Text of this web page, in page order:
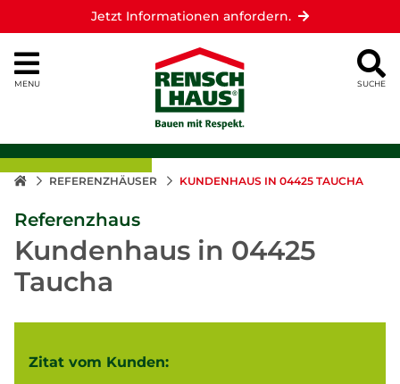
Jetzt Informationen anfordern.
MENU SUCHE
REFERENZHÄUSER KUNDENHAUS IN 04425 TAUCHA
Referenzhaus
Kundenhaus in 04425
Taucha
Zitat vom Kunden: